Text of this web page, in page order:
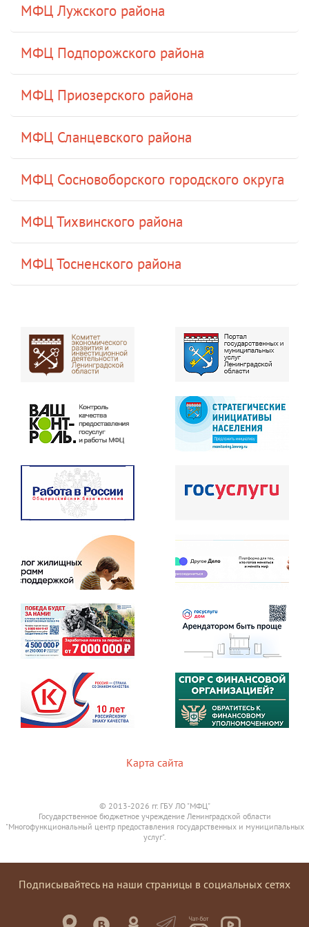
МФЦ Лужского района
МФЦ Подпорожского района
МФЦ Приозерского района
МФЦ Сланцевского района
МФЦ Сосновоборского городского округа
МФЦ Тихвинского района
МФЦ Тосненского района
Карта сайта
© 2013-2026 гг. ГБУ ЛО "МФЦ"
Государственное бюджетное учреждение Ленинградской области
"Многофункциональный центр предоставления государственных и муниципальных
услуг".
Подписывайтесь на наши страницы в социальных сетях